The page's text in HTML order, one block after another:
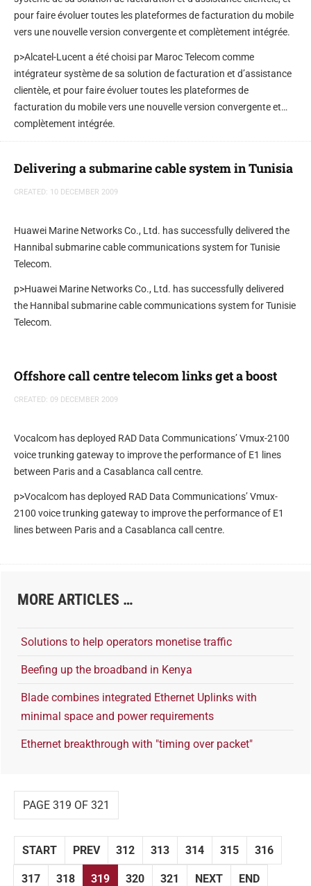
pour faire évoluer toutes les plateformes de facturation du mobile
vers une nouvelle version convergente et complètement intégrée.
p>Alcatel-Lucent a été choisi par Maroc Telecom comme
intégrateur système de sa solution de facturation et d’assistance
clientèle, et pour faire évoluer toutes les plateformes de
facturation du mobile vers une nouvelle version convergente et
complètement intégrée.
Delivering a submarine cable system in Tunisia
CREATED: 10 DECEMBER 2009
Huawei Marine Networks Co., Ltd. has successfully delivered the
Hannibal submarine cable communications system for Tunisie
Telecom.
p>Huawei Marine Networks Co., Ltd. has successfully delivered
the Hannibal submarine cable communications system for Tunisie
Telecom.
Offshore call centre telecom links get a boost
CREATED: 09 DECEMBER 2009
Vocalcom has deployed RAD Data Communications’ Vmux-2100
voice trunking gateway to improve the performance of E1 lines
between Paris and a Casablanca call centre.
p>Vocalcom has deployed RAD Data Communications’ Vmux-
2100 voice trunking gateway to improve the performance of E1
lines between Paris and a Casablanca call centre.
MORE ARTICLES …
Solutions to help operators monetise traffic
Beefing up the broadband in Kenya
Blade combines integrated Ethernet Uplinks with
minimal space and power requirements
Ethernet breakthrough with "timing over packet"
PAGE 319 OF 321
START PREV 312 313 314 315 316
317 318 319 320 321 NEXT END